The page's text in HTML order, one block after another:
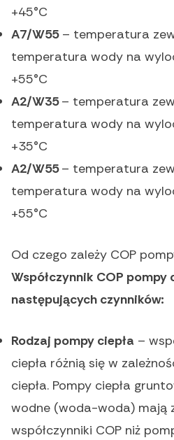
+45°C
A7/W55– temperatura
temperatura wody na
+55°C
A2/W35– temperatura
temperatura wody na
+35°C
A2/W55– temperatura
temperatura wody na
+55°C
Od czego zależy COP
Współczynnik COP pompy
następujących czynników:
Rodzaj pompy ciepła –
ciepła różnią się w
ciepła. Pompy ciepła
wodne (woda-woda) mają
współczynniki COP niż